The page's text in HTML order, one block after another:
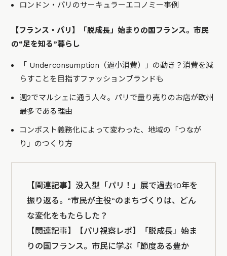
ロンドン・パリのサーキュラーエコノミー事例
【フランス・パリ】「脱成長」始まりの国フランス。市民
の“足を知る”暮らし
「 Underconsumption（過小消費）」の動き？消費を減
らすことを目指すファッションブランドも
週2でマルシェに通う人々。パリで量り売りのお店が欧州
最多である理由
コンポスト義務化によって変わった、地域の「つなが
り」のつくり方
【関連記事】没入型「パリ！」展で過去10年を
振り返る。“市民が主役“のまちづくりは、どん
な変化をもたらした？
【関連記事】
【パリ視察レポ】「脱成長」始ま
りの国フランス。市民に学ぶ「節度ある豊か